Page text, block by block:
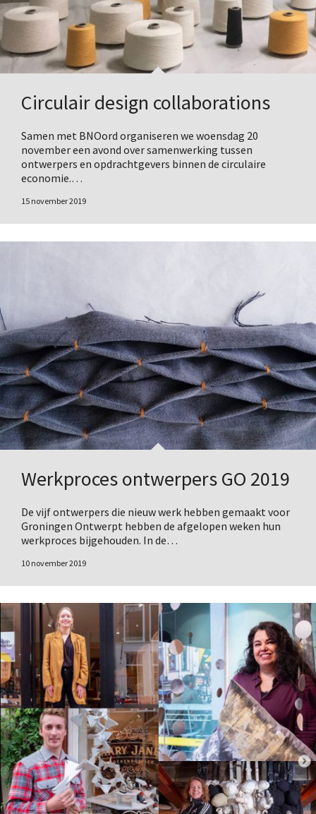
Circulair design collaborations
Samen met BNOord organiseren we woensdag 20
november een avond over samenwerking tussen
ontwerpers en opdrachtgevers binnen de circulaire
economie.…
15 november 2019
Werkproces ontwerpers GO 2019
De vijf ontwerpers die nieuw werk hebben gemaakt voor
Groningen Ontwerpt hebben de afgelopen weken hun
werkproces bijgehouden. In de…
10 november 2019